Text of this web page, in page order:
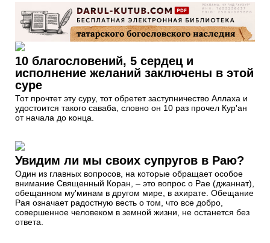
10 благословений, 5 сердец и
исполнение желаний заключены в этой
суре
Тот прочтет эту суру, тот обретет заступничество Аллаха и
удостоится такого саваба, словно он 10 раз прочел Кур'ан
от начала до конца.
Увидим ли мы своих супругов в Раю?
Один из главных вопросов, на которые обращает особое
внимание Священный Коран, – это вопрос о Рае (джаннат),
обещанном му'минам в другом мире, в ахирате. Обещание
Рая означает радостную весть о том, что все добро,
совершенное человеком в земной жизни, не останется без
ответа.